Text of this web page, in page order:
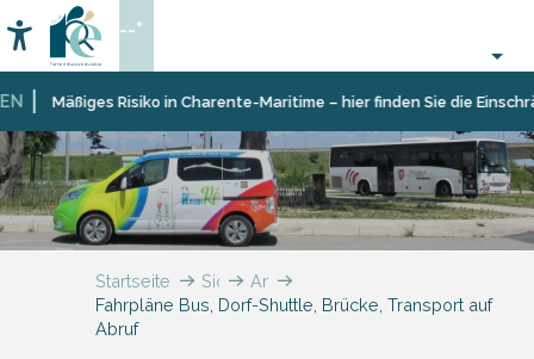
au
contenu
principal
Mäßiges Risiko in Charente-Maritime – hier finden Sie die
Accessibilité
Suche
--°
Startseite
Sich
informieren
Ankommen
und
Fahrpläne Bus, Dorf-Shuttle, Brücke, Transport auf
Abruf